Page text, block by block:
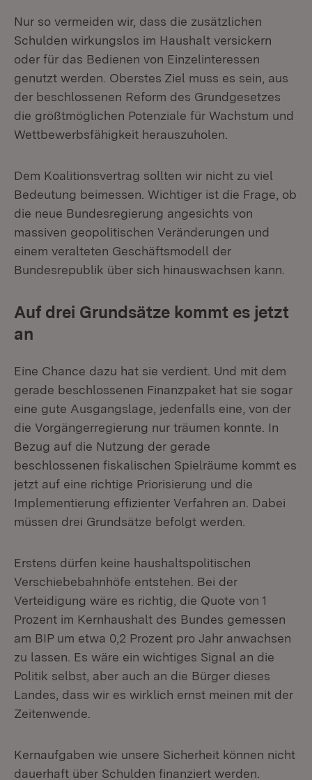
Nur so vermeiden wir, dass die zusätzlichen
Schulden wirkungslos im Haushalt versickern
oder für das Bedienen von Einzelinteressen
genutzt werden. Oberstes Ziel muss es sein, aus
der beschlossenen Reform des Grundgesetzes
die größtmöglichen Potenziale für Wachstum und
Wettbewerbsfähigkeit herauszuholen.
Dem Koalitionsvertrag sollten wir nicht zu viel
Bedeutung beimessen. Wichtiger ist die Frage, ob
die neue Bundesregierung angesichts von
massiven geopolitischen Veränderungen und
einem veralteten Geschäftsmodell der
Bundesrepublik über sich hinauswachsen kann.
Auf drei Grundsätze kommt es jetzt
an
Eine Chance dazu hat sie verdient. Und mit dem
gerade beschlossenen Finanzpaket hat sie sogar
eine gute Ausgangslage, jedenfalls eine, von der
die Vorgängerregierung nur träumen konnte. In
Bezug auf die Nutzung der gerade
beschlossenen fiskalischen Spielräume kommt es
jetzt auf eine richtige Priorisierung und die
Implementierung effizienter Verfahren an. Dabei
müssen drei Grundsätze befolgt werden.
Erstens dürfen keine haushaltspolitischen
Verschiebebahnhöfe entstehen. Bei der
Verteidigung wäre es richtig, die Quote von 1
Prozent im Kernhaushalt des Bundes gemessen
am BIP um etwa 0,2 Prozent pro Jahr anwachsen
zu lassen. Es wäre ein wichtiges Signal an die
Politik selbst, aber auch an die Bürger dieses
Landes, dass wir es wirklich ernst meinen mit der
Zeitenwende.
Kernaufgaben wie unsere Sicherheit können nicht
dauerhaft über Schulden finanziert werden.